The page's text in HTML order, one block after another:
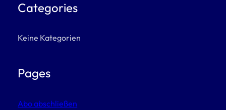
Categories
Keine Kategorien
Pages
Abo abschließen